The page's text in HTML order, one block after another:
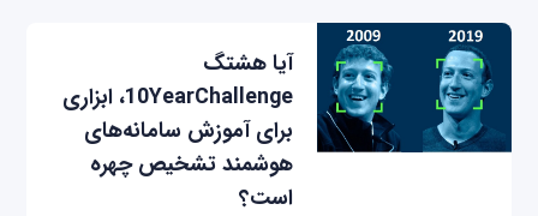
آیا هشتگ
10YearChallenge، ابزاری
برای آموزش سامانه‌های
هوشمند تشخیص چهره
است؟